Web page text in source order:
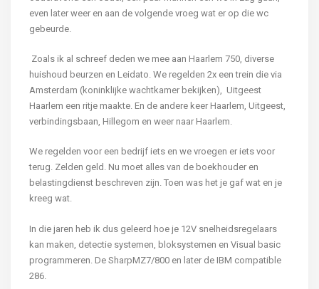
even later weer en aan de volgende vroeg wat er op die wc
gebeurde.
Zoals ik al schreef deden we mee aan Haarlem 750, diverse
huishoud beurzen en Leidato. We regelden 2x een trein die via
Amsterdam (koninklijke wachtkamer bekijken), Uitgeest
Haarlem een ritje maakte. En de andere keer Haarlem, Uitgeest,
verbindingsbaan, Hillegom en weer naar Haarlem.
We regelden voor een bedrijf iets en we vroegen er iets voor
terug. Zelden geld. Nu moet alles van de boekhouder en
belastingdienst beschreven zijn. Toen was het je gaf wat en je
kreeg wat.
In die jaren heb ik dus geleerd hoe je 12V snelheidsregelaars
kan maken, detectie systemen, bloksystemen en Visual basic
programmeren. De SharpMZ7/800 en later de IBM compatible
286.